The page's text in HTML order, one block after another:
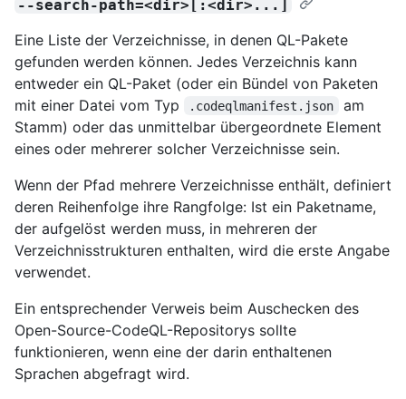
--search-path=<dir>[:<dir>...]
Eine Liste der Verzeichnisse, in denen QL-Pakete
gefunden werden können. Jedes Verzeichnis kann
entweder ein QL-Paket (oder ein Bündel von Paketen
mit einer Datei vom Typ
.codeqlmanifest.json
am
Stamm) oder das unmittelbar übergeordnete Element
eines oder mehrerer solcher Verzeichnisse sein.
Wenn der Pfad mehrere Verzeichnisse enthält, definiert
deren Reihenfolge ihre Rangfolge: Ist ein Paketname,
der aufgelöst werden muss, in mehreren der
Verzeichnisstrukturen enthalten, wird die erste Angabe
verwendet.
Ein entsprechender Verweis beim Auschecken des
Open-Source-CodeQL-Repositorys sollte
funktionieren, wenn eine der darin enthaltenen
Sprachen abgefragt wird.